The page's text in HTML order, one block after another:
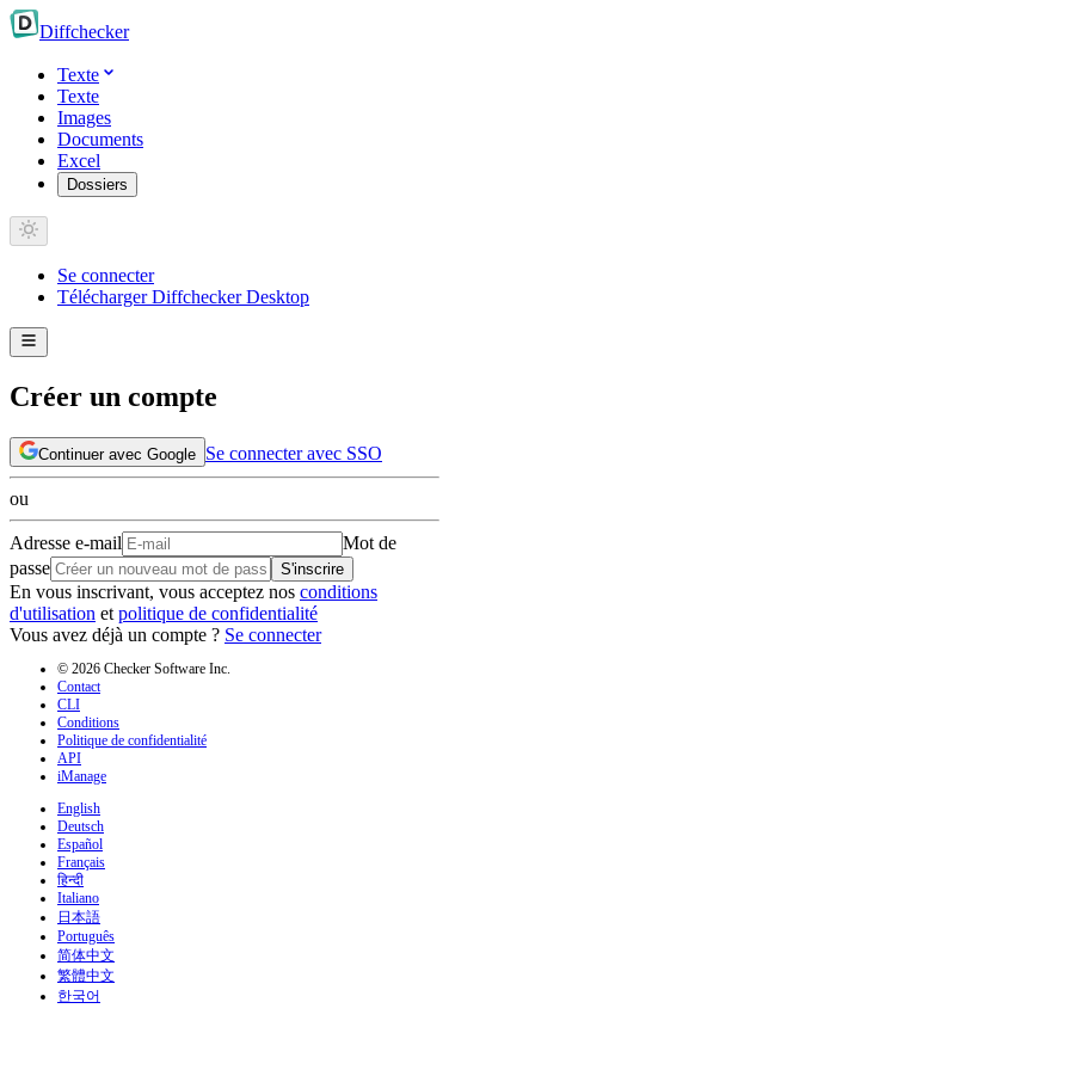
Diffchecker
Texte
Texte
Images
Documents
Excel
Dossiers
Se connecter
Télécharger Diffchecker Desktop
Créer un compte
Continuer avec Google Se connecter avec SSO
ou
Adresse e-mail
Mot de
passe
S'inscrire
En vous inscrivant, vous acceptez nos conditions
d'utilisation et politique de confidentialité
Vous avez déjà un compte ? Se connecter
© 2026 Checker Software Inc.
Contact
CLI
Conditions
Politique de confidentialité
API
iManage
English
Deutsch
Español
Français
हिन्दी
Italiano
日本語
Português
简体中文
繁體中文
한국어